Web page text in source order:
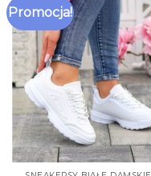
Promocja!